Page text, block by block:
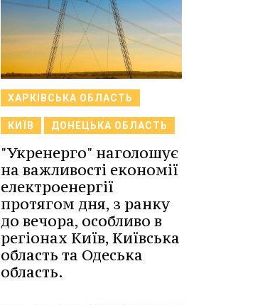
ХАРКІВСЬКА ОБЛАСТЬ
КИЇВ ДОНЕЦЬКА ОБЛАСТЬ
"Укренерго" наголошує
на важливості економії
електроенергії
протягом дня, з ранку
до вечора, особливо в
регіонах Київ, Київська
область та Одеська
область.